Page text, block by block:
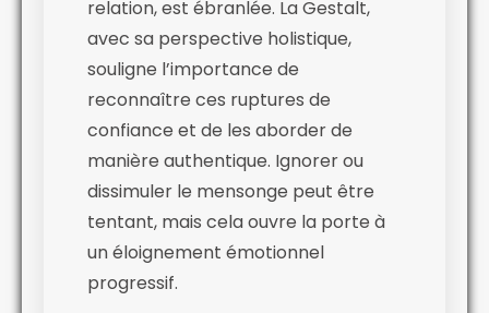
relation, est ébranlée. La Gestalt,
avec sa perspective holistique,
souligne l’importance de
reconnaître ces ruptures de
confiance et de les aborder de
manière authentique. Ignorer ou
dissimuler le mensonge peut être
tentant, mais cela ouvre la porte à
un éloignement émotionnel
progressif.